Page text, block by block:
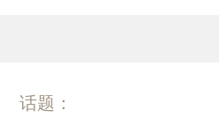
话题：